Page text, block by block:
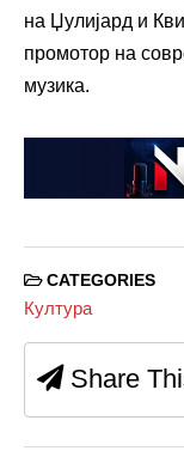
на Џулијард и
промотор на
музика.
CATEGORIES
Култура
Share